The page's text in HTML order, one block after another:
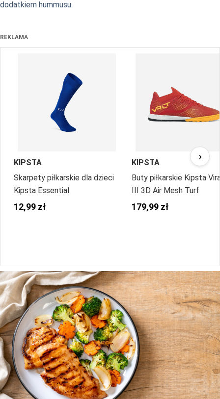
dodatkiem hummusu.
REKLAMA
KIPSTA
Skarpety piłkarskie dla dzieci
Kipsta Essential
12,99 zł
KIPSTA
Buty piłkarskie Kipsta
III 3D Air Mesh Turf
179,99 zł
›